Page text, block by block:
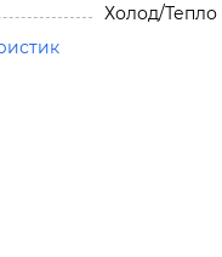
Холод/Тепло